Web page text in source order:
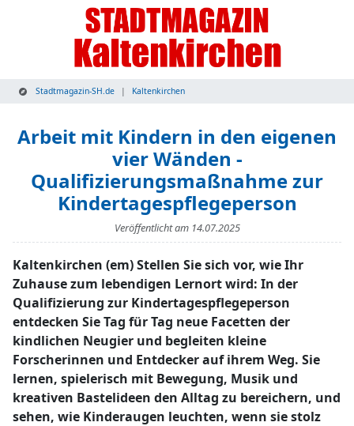
Stadtmagazin-SH.de Kaltenkirchen
Arbeit mit Kindern in den eigenen
vier Wänden -
Qualifizierungsmaßnahme zur
Kindertagespflegeperson
Veröffentlicht am 14.07.2025
Kaltenkirchen (em) Stellen Sie sich vor, wie Ihr
Zuhause zum lebendigen Lernort wird: In der
Qualifizierung zur Kindertagespflegeperson
entdecken Sie Tag für Tag neue Facetten der
kindlichen Neugier und begleiten kleine
Forscherinnen und Entdecker auf ihrem Weg. Sie
lernen, spielerisch mit Bewegung, Musik und
kreativen Bastelideen den Alltag zu bereichern, und
sehen, wie Kinderaugen leuchten, wenn sie stolz